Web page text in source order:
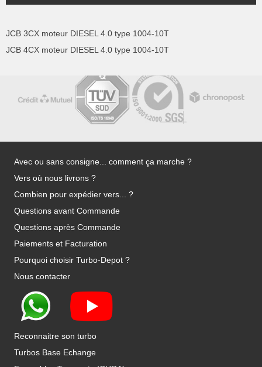
JCB 3CX moteur DIESEL 4.0 type 1004-10T
JCB 4CX moteur DIESEL 4.0 type 1004-10T
Avec ou sans consigne... comment ça marche ?
Vers où nous livrons ?
Combien pour expédier vers... ?
Questions avant Commande
Questions après Commande
Paiements et Facturation
Pourquoi choisir Turbo-Depot ?
Nous contacter
Reconnaitre son turbo
Turbos Base Echange